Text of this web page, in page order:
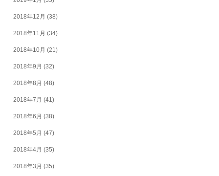
2018年12月 (38)
2018年11月 (34)
2018年10月 (21)
2018年9月 (32)
2018年8月 (48)
2018年7月 (41)
2018年6月 (38)
2018年5月 (47)
2018年4月 (35)
2018年3月 (35)